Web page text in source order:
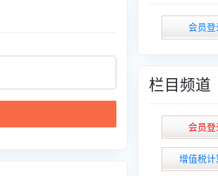
会员登
栏目频道
会员登
增值税计